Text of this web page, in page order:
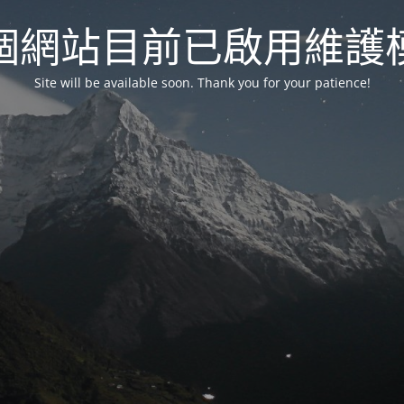
網站目前已啟用維護
Site will be available soon. Thank you for your patience!